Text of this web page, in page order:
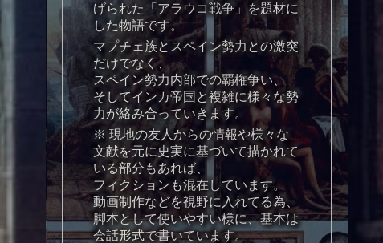
げられた「アラウコ戦争」を題材に
した物語です。
マプチェ族とスペイン勢力との激突
だけでなく、
スペイン勢力内部での覇権争い、
そしてインカ帝国と複雑に様々な勢
力が絡み合っていきます。
※ 現地の友人からの情報や様々な
文献を元に史実に基づいて描かれて
いる部分もあれば、
フィクションも混在しています。
動画制作などを視野に入れてる為、
脚本として使いやすい様に、基本は
会話形式で書いています。